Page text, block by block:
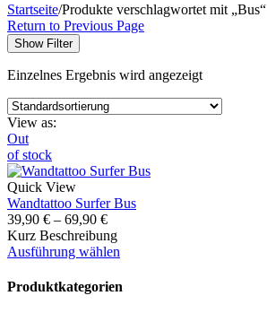
Startseite/Produkte verschlagwortet mit „Bus“
Return to Previous Page
Show Filter
Einzelnes Ergebnis wird angezeigt
View as:
Out
of stock
Quick View
Wandtattoo Surfer Bus
39,90 € – 69,90 €
Kurz Beschreibung
Ausführung wählen
Produktkategorien